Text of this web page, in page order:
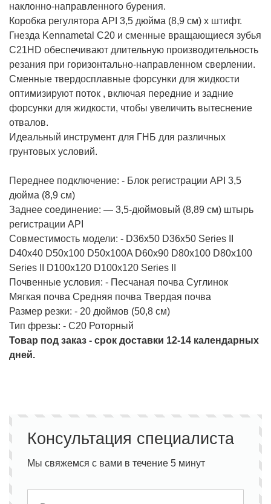
наклонно-направленного бурения.
Коробка регулятора API 3,5 дюйма (8,9 см) x штифт.
Гнезда Kennametal C20 и сменные вращающиеся зубья
C21HD обеспечивают длительную производительность
резания при горизонтально-направленном сверлении.
Сменные твердосплавные форсунки для жидкости
оптимизируют поток , включая передние и задние
форсунки для жидкости, чтобы увеличить вытеснение
отвалов.
Идеальный инструмент для ГНБ для различных
грунтовых условий.
Переднее подключение: - Блок регистрации API 3,5
дюйма (8,9 см)
Заднее соединение: — 3,5-дюймовый (8,89 см) штырь
регистрации API
Совместимость модели: - D36x50 D36x50 Series II
D40x40 D50x100 D50x100A D60x90 D80x100 D80x100
Series II D100x120 D100x120 Series II
Почвенные условия: - Песчаная почва Суглинок
Мягкая почва Средняя почва Твердая почва
Размер резки: - 20 дюймов (50,8 см)
Тип фрезы: - C20 Роторный
Товар под заказ - срок доставки 12-14 календарных
дней.
Консультация специалиста
Мы свяжемся с вами в течение 5 минут